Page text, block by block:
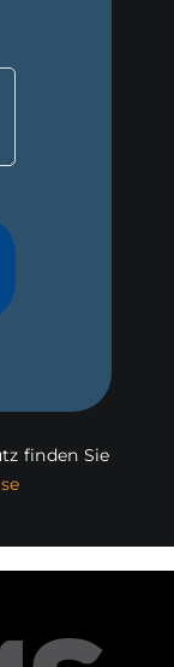
finden Sie